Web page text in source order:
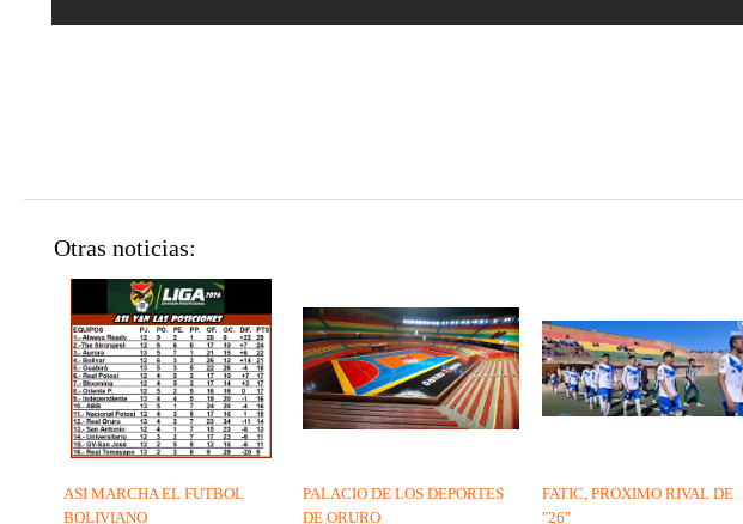
Otras noticias:
FATIC, PROXIMO RIVAL DE
"26"
PALACIO DE LOS DEPORTES
DE ORURO
ASI MARCHA EL FUTBOL
BOLIVIANO